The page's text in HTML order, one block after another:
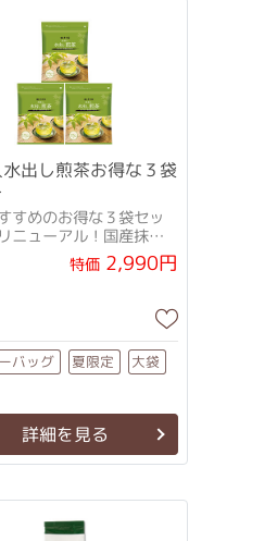
出し煎茶お得な３袋
すめのお得な３袋セッ
ニューアル！国産抹茶
葉配合になりました♪】
特価 2,990円
バッグ 夏限定 大袋
詳細を見る